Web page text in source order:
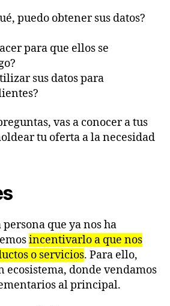
puedo obtener sus datos?
para que ellos se
sus datos para
vas a conocer a tus
tu oferta a la necesidad
que ya nos ha
incentivarlo a que nos
o servicios. Para ello,
ecosistema, donde vendamos
al principal.